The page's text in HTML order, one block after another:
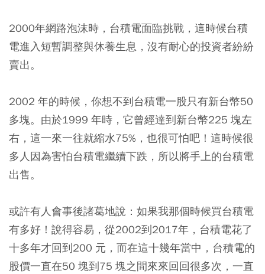
2000年網路泡沫時，台積電面臨挑戰，這時候台積
電進入短暫調整與休養生息，沒有耐心的投資者紛紛
賣出。
2002 年的時候，你想不到台積電一股只有新台幣50
多塊。由於1999 年時，它曾經達到新台幣225 塊左
右，這一來一往就縮水75%，也很可怕吧！這時候很
多人因為害怕台積電繼續下跌，所以將手上的台積電
出售。
或許有人會事後諸葛地說：如果我那個時候買台積電
有多好！說得容易，從2002到2017年，台積電花了
十多年才回到200 元，而在這十幾年當中，台積電的
股價一直在50 塊到75 塊之間來來回回很多次，一直